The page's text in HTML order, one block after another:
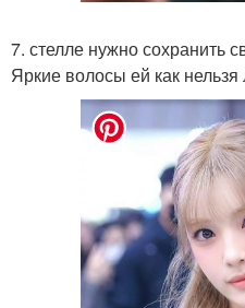
7. стелле нужно сохранить
Яркие волосы ей как